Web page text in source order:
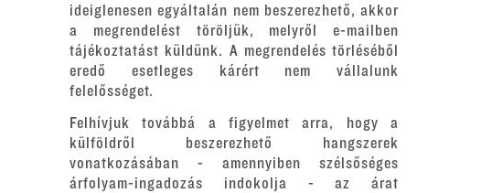
ideiglenesen egyáltalán nem beszerezhető, akkor
a megrendelést töröljük, melyről e-mailben
tájékoztatást küldünk. A megrendelés törléséből
eredő esetleges kárért nem vállalunk
felelősséget.
Felhívjuk továbbá a figyelmet arra, hogy a
külföldről beszerezhető hangszerek
vonatkozásában - amennyiben szélsőséges
árfolyam-ingadozás indokolja - az árat